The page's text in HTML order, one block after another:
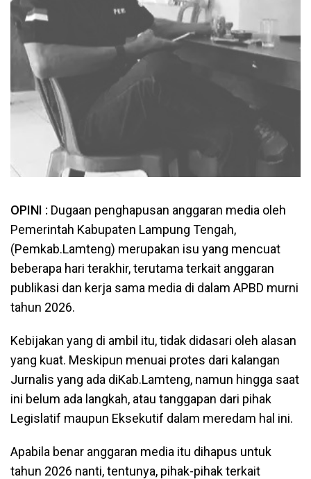
OPINI : Dugaan penghapusan anggaran media oleh
Pemerintah Kabupaten Lampung Tengah,
(Pemkab.Lamteng) merupakan isu yang mencuat
beberapa hari terakhir, terutama terkait anggaran
publikasi dan kerja sama media di dalam APBD murni
tahun 2026.
Kebijakan yang di ambil itu, tidak didasari oleh alasan
yang kuat. Meskipun menuai protes dari kalangan
Jurnalis yang ada diKab.Lamteng, namun hingga saat
ini belum ada langkah, atau tanggapan dari pihak
Legislatif maupun Eksekutif dalam meredam hal ini.
Apabila benar anggaran media itu dihapus untuk
tahun 2026 nanti, tentunya, pihak-pihak terkait